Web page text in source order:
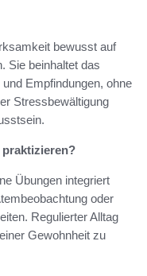
bewusst auf
Sie beinhaltet das
Empfindungen, ohne
Stressbewältigung
praktizieren?
Übungen integriert
oder
Regulierter Alltag
Gewohnheit zu